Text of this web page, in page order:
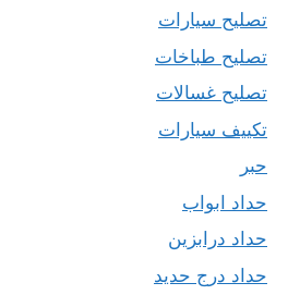
تصليح سيارات
تصليح طباخات
تصليح غسالات
تكييف سيارات
حبر
حداد ابواب
حداد درابزين
حداد درج حديد